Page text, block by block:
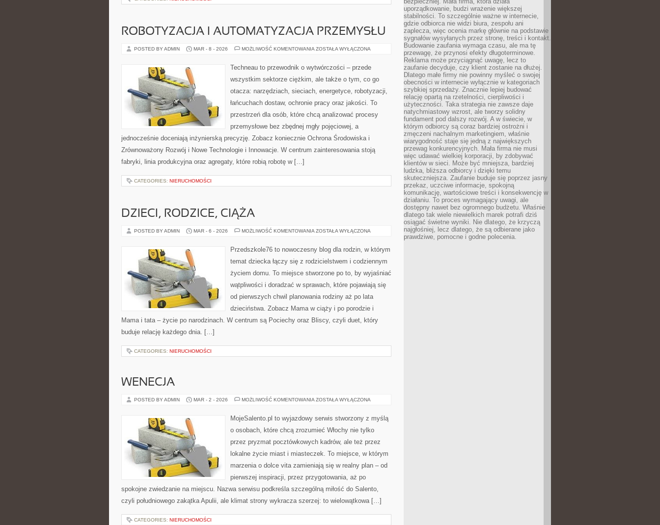
ROBOTYZACJA I AUTOMATYZACJA PRZEMYSŁU
POSTED BY ADMIN MAR - 8 - 2026 MOŻLIWOŚĆ KOMENTOWANIA ROBOTYZACJA
PRZEMYSŁU
ZOSTAŁA WYŁĄCZONA
Techneau to przewodnik o wytwórczości – przede
wszystkim sektorze ciężkim, ale także o tym, co go
otacza: narzędziach, sieciach, energetyce, robotyzacji,
łańcuchach dostaw, ochronie pracy oraz jakości. To
przestrzeń dla osób, które chcą analizować procesy
przemysłowe bez zbędnej mgły pojęciowej, a
jednocześnie doceniają inżynierską precyzję. Zobacz koniecznie Ochrona Środowiska i
Zrównoważony Rozwój i Nowe Technologie i Innowacje. W centrum zainteresowania stoją
fabryki, linia produkcyjna oraz agregaty, które robią robotę w […]
CATEGORIES: NIERUCHOMOŚCI
DZIECI, RODZICE, CIĄŻA
POSTED BY ADMIN MAR - 6 - 2026 MOŻLIWOŚĆ KOMENTOWANIA DZIECI,
ZOSTAŁA WYŁĄCZONA
Przedszkole76 to nowoczesny blog dla rodzin, w którym
temat dziecka łączy się z rodzicielstwem i codziennym
życiem domu. To miejsce stworzone po to, by wyjaśniać
wątpliwości i doradzać w sprawach, które pojawiają się
od pierwszych chwil planowania rodziny aż po lata
dzieciństwa. Zobacz Mama w ciąży i po porodzie i
Mama i tata – życie po narodzinach. W centrum są Pociechy oraz Bliscy, czyli duet, który
buduje relację każdego dnia. […]
CATEGORIES: NIERUCHOMOŚCI
WENECJA
POSTED BY ADMIN MAR - 2 - 2026 MOŻLIWOŚĆ KOMENTOWANIA WENECJA
ZOSTAŁA WYŁĄCZONA
MojeSalento.pl to wyjazdowy serwis stworzony z myślą
o osobach, które chcą zrozumieć Włochy nie tylko
przez pryzmat pocztówkowych kadrów, ale też przez
lokalne życie miast i miasteczek. To miejsce, w którym
marzenia o dolce vita zamieniają się w realny plan – od
pierwszej inspiracji, przez przygotowania, aż po
spokojne zwiedzanie na miejscu. Nazwa serwisu podkreśla szczególną miłość do Salento,
czyli południowego zakątka Apulii, ale klimat strony wykracza szerzej: to wielowątkowa […]
CATEGORIES: NIERUCHOMOŚCI
uporządkowanie, budzi wrażenie większej
stabilności. To szczególnie ważne w internecie,
gdzie odbiorca nie widzi biura, zespołu ani
zaplecza, więc ocenia markę głównie na podstawie
sygnałów wysyłanych przez stronę, treści i kontakt.
Budowanie zaufania wymaga czasu, ale ma tę
przewagę, że przynosi efekty długoterminowe.
Reklama może przyciągnąć uwagę, lecz to
zaufanie decyduje, czy klient zostanie na dłużej.
Dlatego małe firmy nie powinny myśleć o swojej
obecności w internecie wyłącznie w kategoriach
szybkiej sprzedaży. Znacznie lepiej budować
relację opartą na rzetelności, cierpliwości i
użyteczności. Taka strategia nie zawsze daje
natychmiastowy wzrost, ale tworzy solidny
fundament pod dalszy rozwój. A w świecie, w
którym odbiorcy są coraz bardziej ostrożni i
zmęczeni nachalnym marketingiem, właśnie
wiarygodność staje się jedną z największych
przewag konkurencyjnych. Mała firma nie musi
więc udawać wielkiej korporacji, by zdobywać
klientów w sieci. Może być mniejsza, bardziej
ludzka, bliższa odbiorcy i dzięki temu
skuteczniejsza. Zaufanie buduje się poprzez jasny
przekaz, uczciwe informacje, spokojną
komunikację, wartościowe treści i konsekwencję w
działaniu. To proces wymagający uwagi, ale
dostępny nawet bez ogromnego budżetu. Właśnie
dlatego tak wiele niewielkich marek potrafi dziś
osiągać świetne wyniki. Nie dlatego, że krzyczą
najgłośniej, lecz dlatego, że są odbierane jako
prawdziwe, pomocne i godne polecenia.